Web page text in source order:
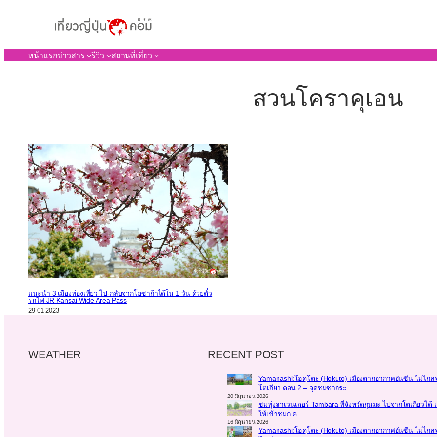
หน้าแรกข่าวสาร รีวิว สถานที่เที่ยว
สวนโคราคุเอน
แนะนำ 3 เมืองท่องเที่ยว ไป-กลับจากโอซาก้าได้ใน 1 วัน ด้วยตั๋ว
รถไฟ JR Kansai Wide Area Pass
29-01-2023
WEATHER RECENT POST
Yamanashi:โฮคุโตะ (Hokuto) เมืองตากอากาศอันซีน ไม่ไกล
โตเกียว ตอน 2 – จุดชมซากุระ
20 มิถุนายน 2026
ชมทุ่งลาเวนเดอร์ Tambara ที่จังหวัดกุนมะ ไปจากโตเกียวได้
ให้เข้าชมก.ค.
16 มิถุนายน 2026
Yamanashi:โฮคุโตะ (Hokuto) เมืองตากอากาศอันซีน ไม่ไกล